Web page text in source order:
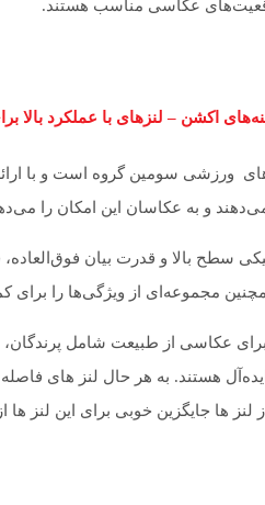
عکاسی مناسب هستند.
اکشن – لنزهای با عملکرد بالا
ورزشی سومین گروه است و با
و به عکاسان این امکان را
سطح بالا و قدرت بیان
همچنین مجموعه‌ای از ویژگی‌ها را
عکاسی از طبیعت شامل
هستند. به هر حال لنز های
لنز ها جایگزین خوبی برای این